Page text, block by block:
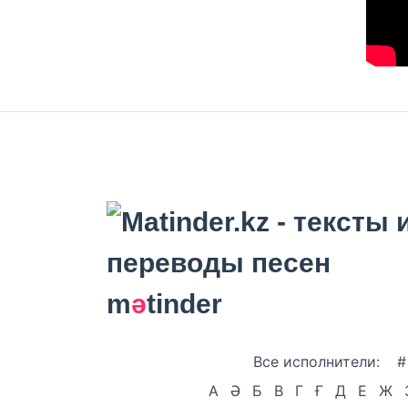
mәtinder
Все исполнители:
#
А
Ә Б В Г Ғ Д Е Ж